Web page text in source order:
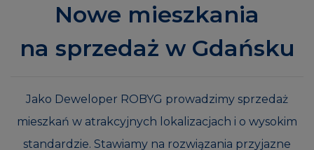
Nowe mieszkania
na sprzedaż w Gdańsku
Jako Deweloper ROBYG prowadzimy sprzedaż
mieszkań w atrakcyjnych lokalizacjach i o wysokim
standardzie. Stawiamy na rozwiązania przyjazne